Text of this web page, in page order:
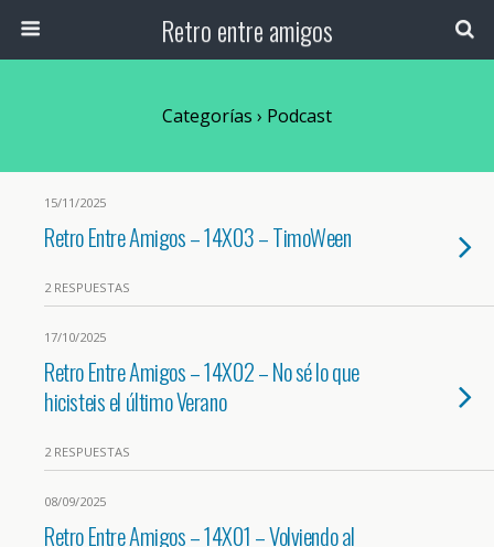
Retro entre amigos
Categorías › Podcast
15/11/2025
Retro Entre Amigos – 14X03 – TimoWeen
2 RESPUESTAS
17/10/2025
Retro Entre Amigos – 14X02 – No sé lo que
hicisteis el último Verano
2 RESPUESTAS
08/09/2025
Retro Entre Amigos – 14X01 – Volviendo al